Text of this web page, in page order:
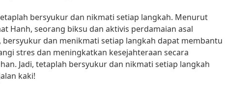
bersyukur dan nikmati setiap langkah. Menurut
Hanh, seorang biksu dan aktivis perdamaian asal
bersyukur dan menikmati setiap langkah dapat membantu
stres dan meningkatkan kesejahteraan secara
Jadi, tetaplah bersyukur dan nikmati setiap langkah
kaki!